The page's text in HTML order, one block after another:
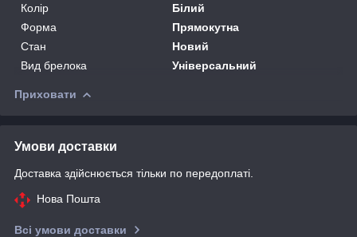
Колір
Білий
Форма
Прямокутна
Стан
Новий
Вид брелока
Універсальний
Приховати
Умови доставки
Доставка здійснюється тільки по передоплаті.
Нова Пошта
Всі умови доставки